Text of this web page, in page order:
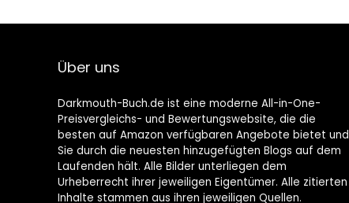
2022
Über uns
Darkmouth-Buch.de ist eine moderne All-in-One-
Preisvergleichs- und Bewertungswebsite, die die
besten auf Amazon verfügbaren Angebote bietet und
Sie durch die neuesten hinzugefügten Blogs auf dem
Laufenden hält. Alle Bilder unterliegen dem
Urheberrecht ihrer jeweiligen Eigentümer. Alle zitierten
Inhalte stammen aus ihren jeweiligen Quellen.